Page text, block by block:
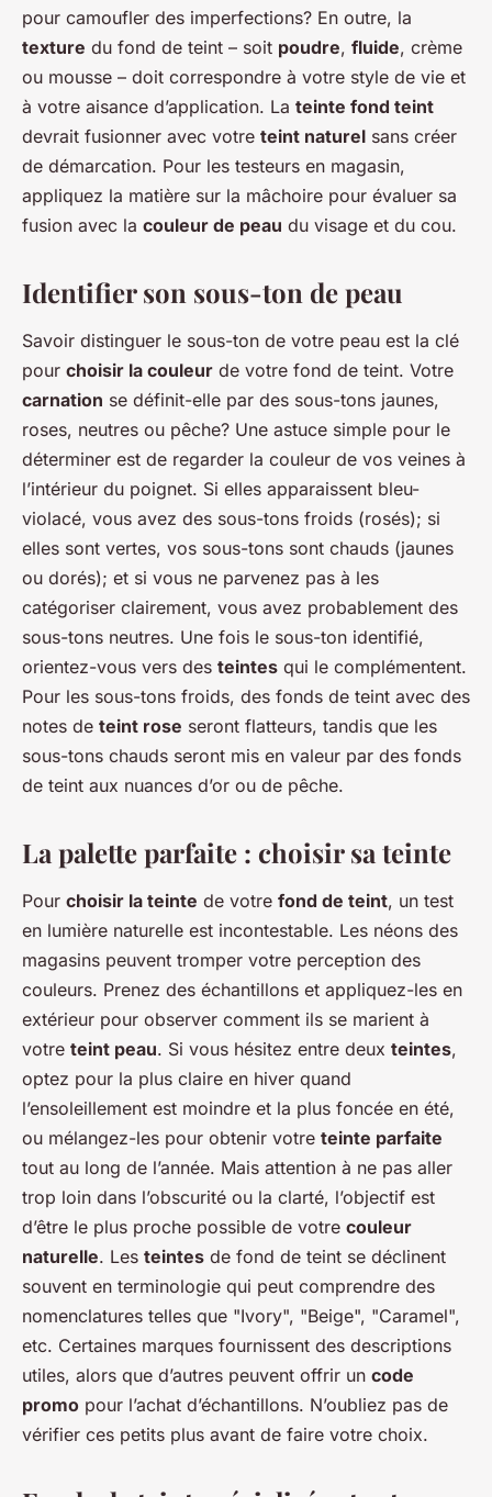
pour camoufler des imperfections? En outre, la
texture du fond de teint – soit poudre, fluide, crème
ou mousse – doit correspondre à votre style de vie et
à votre aisance d’application. La teinte fond teint
devrait fusionner avec votre teint naturel sans créer
de démarcation. Pour les testeurs en magasin,
appliquez la matière sur la mâchoire pour évaluer sa
fusion avec la couleur de peau du visage et du cou.
Identifier son sous-ton de peau
Savoir distinguer le sous-ton de votre peau est la clé
pour choisir la couleur de votre fond de teint. Votre
carnation se définit-elle par des sous-tons jaunes,
roses, neutres ou pêche? Une astuce simple pour le
déterminer est de regarder la couleur de vos veines à
l’intérieur du poignet. Si elles apparaissent bleu-
violacé, vous avez des sous-tons froids (rosés); si
elles sont vertes, vos sous-tons sont chauds (jaunes
ou dorés); et si vous ne parvenez pas à les
catégoriser clairement, vous avez probablement des
sous-tons neutres. Une fois le sous-ton identifié,
orientez-vous vers des teintes qui le complémentent.
Pour les sous-tons froids, des fonds de teint avec des
notes de teint rose seront flatteurs, tandis que les
sous-tons chauds seront mis en valeur par des fonds
de teint aux nuances d’or ou de pêche.
La palette parfaite : choisir sa teinte
Pour choisir la teinte de votre fond de teint, un test
en lumière naturelle est incontestable. Les néons des
magasins peuvent tromper votre perception des
couleurs. Prenez des échantillons et appliquez-les en
extérieur pour observer comment ils se marient à
votre teint peau. Si vous hésitez entre deux teintes,
optez pour la plus claire en hiver quand
l’ensoleillement est moindre et la plus foncée en été,
ou mélangez-les pour obtenir votre teinte parfaite
tout au long de l’année. Mais attention à ne pas aller
trop loin dans l’obscurité ou la clarté, l’objectif est
d’être le plus proche possible de votre couleur
naturelle. Les teintes de fond de teint se déclinent
souvent en terminologie qui peut comprendre des
nomenclatures telles que "Ivory", "Beige", "Caramel",
etc. Certaines marques fournissent des descriptions
utiles, alors que d’autres peuvent offrir un code
promo pour l’achat d’échantillons. N’oubliez pas de
vérifier ces petits plus avant de faire votre choix.